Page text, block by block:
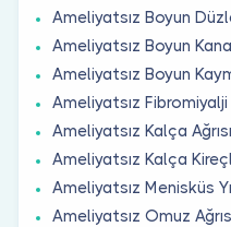
Ameliyatsız Boyun
Ameliyatsız Boyun
Ameliyatsız Boyun
Ameliyatsız
Ameliyatsız Kalça
Ameliyatsız Kalça
Ameliyatsız Menisküs
Ameliyatsız Omuz